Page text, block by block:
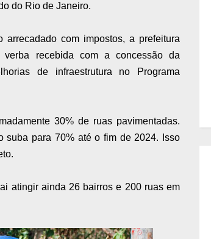
do Rio de Janeiro.
arrecadado com impostos, a prefeitura
recebida com a concessão da
de infraestrutura no Programa
30% de ruas pavimentadas.
suba para 70% até o fim de 2024. Isso
atingir ainda 26 bairros e 200 ruas em